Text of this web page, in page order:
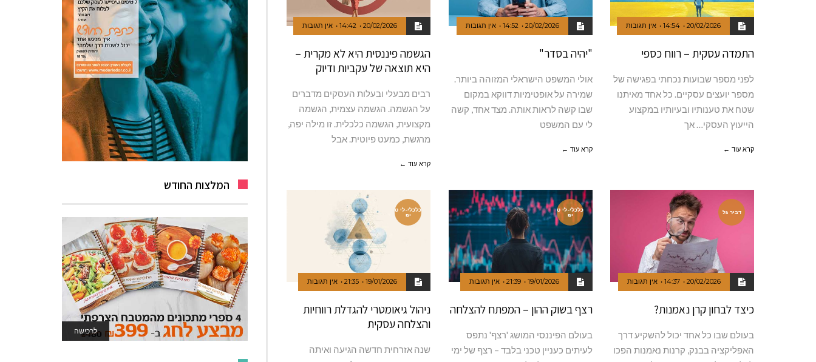
20/02/2026
14:54 אין תגובות
התמדה עסקית – רווח כספי
לפני מספר שבועות נכחתי בפגישה של
מספר יועצים עסקיים. כל אחד מאיתנו
שטח את טענותיו ובעיותיו במקצוע
הייעוץ העסקי… אך
קרא עוד ←
20/02/2026
14:52 אין תגובות
"יהיה בסדר"
אולי המשפט הישראלי המזוהה ביותר.
שמירה על אופטימיות דווקא במקום
שבו קשה לראות אותה. מצד אחד, קשה
לי עם המשפט
קרא עוד ←
20/02/2026
14:42 אין תגובות
הגשמה פיננסית היא לא מקרית –
היא תוצאה של עקביות ודיוק
רבים מבעלי ובעלות העסקים מדברים
על הגשמה. הגשמה עצמית, הגשמה
מקצועית, הגשמה כלכלית. זו מילה יפה,
מרגשת, כמעט פיוטית. אבל
קרא עוד ←
דביר גל
20/02/2026
14:37 אין תגובות
כיצד לבחון קרן נאמנות?
בעולם שבו כל אחד יכול להשקיע דרך
האפליקציה בבנק, קרנות נאמנות הפכו
כלכלי-לי ט
יפ
19/01/2026
21:39 אין תגובות
רצף בשוק ההון – המפתח להצלחה
בעולם הפיננסי המושג 'רצף' נתפס
לעיתים כעניין טכני בלבד – רצף של ימי
כלכלי-לי ט
יפ
19/01/2026
21:35 אין תגובות
ניהול גיאומטרי להגדלת רווחיות
והצלחה עסקית
שנה אזרחית חדשה הגיעה ואיתה
המלצות החודש
לרכישה
לאתר המשחקים